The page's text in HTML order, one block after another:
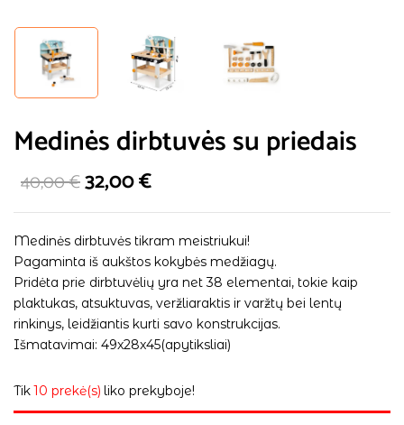
Medinės dirbtuvės su priedais
40,00€32,00€
Medinės dirbtuvės tikram meistriukui!
Pagaminta iš aukštos kokybės medžiagų.
Pridėta prie dirbtuvėlių yra net 38 elementai, tokie kaip
plaktukas, atsuktuvas, veržliaraktis ir varžtų bei lentų
rinkinys, leidžiantis kurti savo konstrukcijas.
Išmatavimai: 49x28x45(apytiksliai)
Tik10 prekė(s) liko prekyboje!